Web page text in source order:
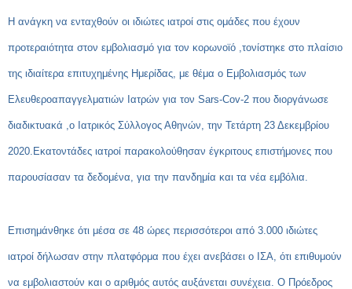
Η ανάγκη να ενταχθούν οι ιδιώτες ιατροί στις ομάδες που έχουν
προτεραιότητα στον εμβολιασμό για τον κορωνοϊό ,τονίστηκε στο πλαίσιο
της ιδιαίτερα επιτυχημένης Ημερίδας, με θέμα ο Εμβολιασμός των
Ελευθεροαπαγγελματιών Ιατρών για τον Sars-Cov-2 που διοργάνωσε
διαδικτυακά ,ο Ιατρικός Σύλλογος Αθηνών, την Τετάρτη 23 Δεκεμβρίου
2020.Εκατοντάδες ιατροί παρακολούθησαν έγκριτους επιστήμονες που
παρουσίασαν τα δεδομένα, για την πανδημία και τα νέα εμβόλια.
Επισημάνθηκε ότι μέσα σε 48 ώρες περισσότεροι από 3.000 ιδιώτες
ιατροί δήλωσαν στην πλατφόρμα που έχει ανεβάσει ο ΙΣΑ, ότι επιθυμούν
να εμβολιαστούν και ο αριθμός αυτός αυξάνεται συνέχεια. Ο Πρόεδρος